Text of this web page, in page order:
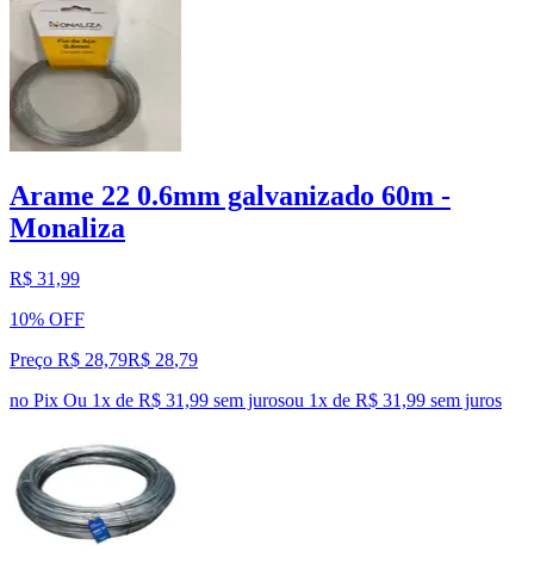
Arame 22 0.6mm galvanizado 60m -
Monaliza
R$ 31,99
10% OFF
Preço R$ 28,79R$ 28,79
no Pix Ou 1x de R$ 31,99 sem jurosou 1x de R$ 31,99 sem juros